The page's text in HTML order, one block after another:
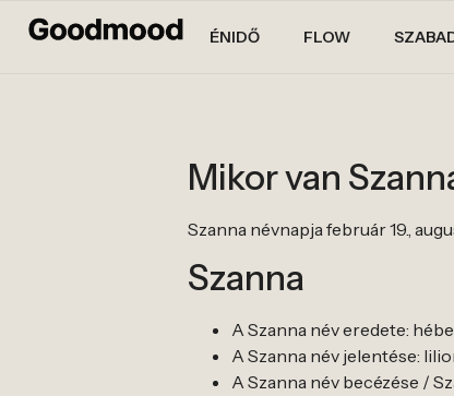
ÉNIDŐ FLOW
Mikor van
Szanna névnapja február 19.,
Szanna
A Szanna név eredete:
A Szanna név jelentése:
A Szanna név becézése /